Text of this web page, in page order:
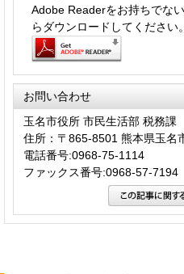
Adobe Readerをお持ちでな
らダウンロードしてください。
お問い合わせ
玉名市役所 市民生活部 税務課
住所：〒865-8501 熊本県玉名
電話番号:0968-75-1114
ファックス番号:0968-57-7194